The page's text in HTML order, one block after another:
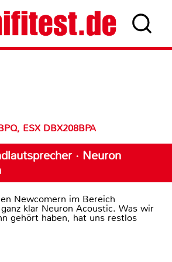
ESX DBX208BPA
· Neuron
Newcomern im Bereich
klar Neuron Acoustic. Was wir
gehört haben, hat uns restlos